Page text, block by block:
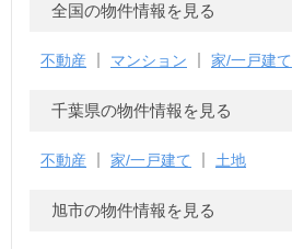
全国の物件情報を見る
不動産 マンション 家/一戸建て
千葉県の物件情報を見る
不動産 家/一戸建て 土地
旭市の物件情報を見る